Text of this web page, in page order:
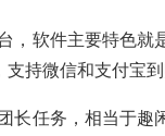
，软件主要特色
持微信和支付宝到
长任务，相当于